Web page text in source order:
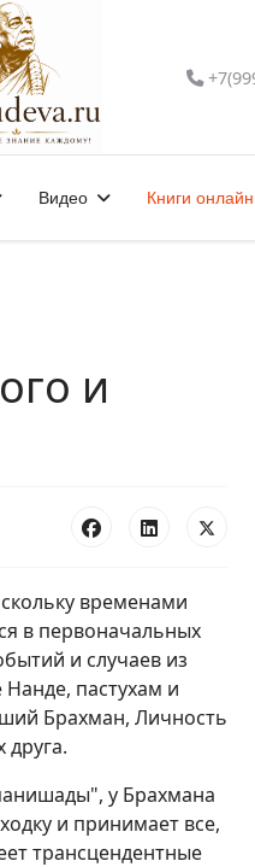
Видео Книги онлайн
и
временами
в первоначальных
и случаев из
пастухам и
Брахман, Личность
у Брахмана
и принимает все,
трансцендентные